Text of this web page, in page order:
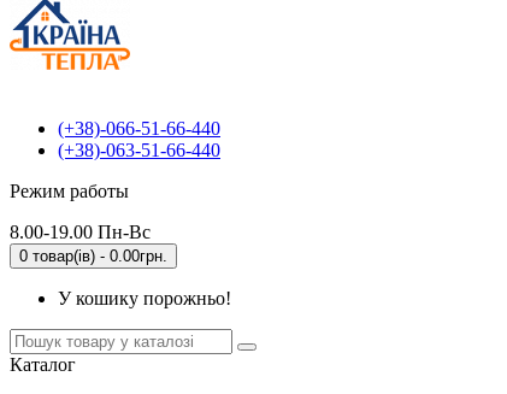
(+38)-066-51-66-440
(+38)-063-51-66-440
Режим работы
8.00-19.00 Пн-Вс
0 товар(ів) - 0.00грн.
У кошику порожньо!
Каталог